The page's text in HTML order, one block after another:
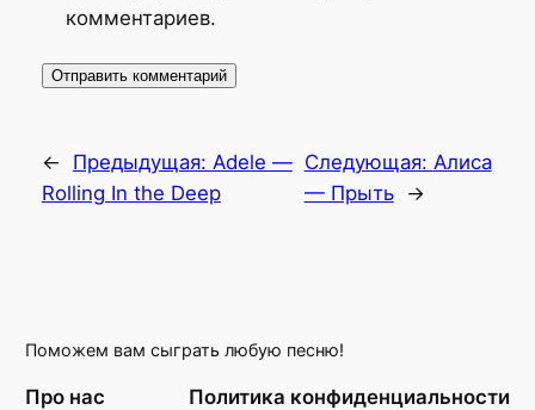
комментариев.
← Предыдущая: Adele —
Rolling In the Deep
Следующая: Алиса
— Прыть
→
Поможем вам сыграть любую песню!
Про нас Политика конфиденциальности